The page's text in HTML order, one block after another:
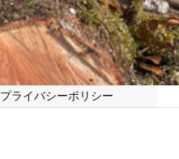
プライバシーポリシー